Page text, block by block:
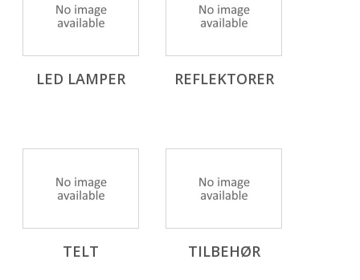
LED LAMPER REFLEKTORER
TELT TILBEHØR